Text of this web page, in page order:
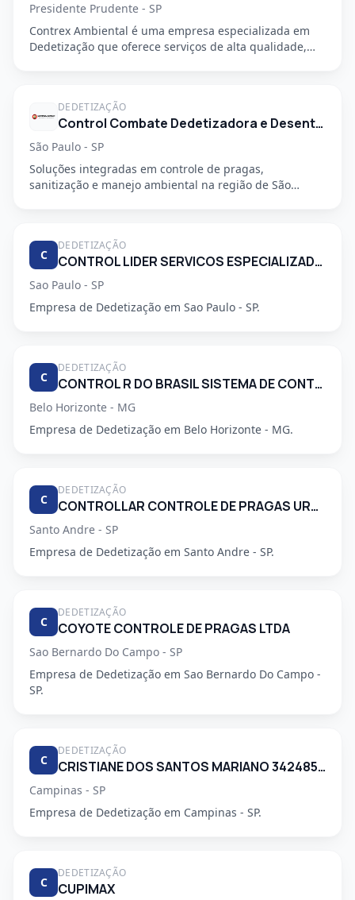
Presidente Prudente - SP
Contrex Ambiental é uma empresa especializada em
Dedetização que oferece serviços de alta qualidade,
DEDETIZAÇÃO
Control Combate Dedetizadora e Desentupidora
São Paulo - SP
Soluções integradas em controle de pragas,
sanitização e manejo ambiental na região de São
C
DEDETIZAÇÃO
CONTROL LIDER SERVICOS ESPECIALIZADOS LTDA
Sao Paulo - SP
Empresa de Dedetização em Sao Paulo - SP.
C
DEDETIZAÇÃO
CONTROL R DO BRASIL SISTEMA DE CONTROLE AMBIENTAL LTDA
Belo Horizonte - MG
Empresa de Dedetização em Belo Horizonte - MG.
C
DEDETIZAÇÃO
CONTROLLAR CONTROLE DE PRAGAS URBANAS
Santo Andre - SP
Empresa de Dedetização em Santo Andre - SP.
C
DEDETIZAÇÃO
COYOTE CONTROLE DE PRAGAS LTDA
Sao Bernardo Do Campo - SP
Empresa de Dedetização em Sao Bernardo Do Campo -
SP.
C
DEDETIZAÇÃO
CRISTIANE DOS SANTOS MARIANO 34248553830
Campinas - SP
Empresa de Dedetização em Campinas - SP.
C
DEDETIZAÇÃO
CUPIMAX